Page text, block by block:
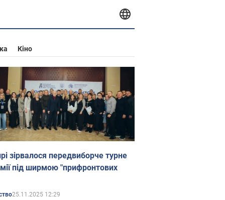
Кіно
зірвалося передвиборче турне
під ширмою "прифронтових
25.11.2025 12:29